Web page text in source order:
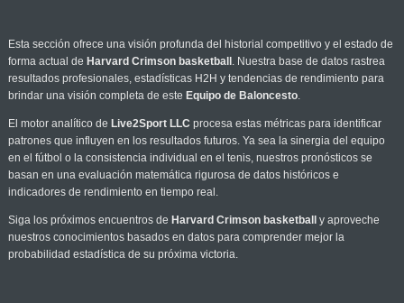
Esta sección ofrece una visión profunda del historial competitivo y el estado de
forma actual de Harvard Crimson basketball . Nuestra base de datos rastrea
resultados profesionales, estadísticas H2H y tendencias de rendimiento para
brindar una visión completa de este Equipo de Baloncesto.
El motor analítico de Live2Sport LLC procesa estas métricas para identificar
patrones que influyen en los resultados futuros. Ya sea la sinergia del equipo
en el fútbol o la consistencia individual en el tenis, nuestros pronósticos se
basan en una evaluación matemática rigurosa de datos históricos e
indicadores de rendimiento en tiempo real.
Siga los próximos encuentros de Harvard Crimson basketball
y aproveche
nuestros conocimientos basados en datos para comprender mejor la
probabilidad estadística de su próxima victoria.